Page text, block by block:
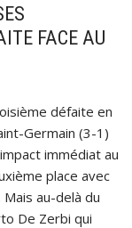
FACE AU
défaite en
Germain (3-1)
immédiat au
place avec
au-delà du
De Zerbi qui